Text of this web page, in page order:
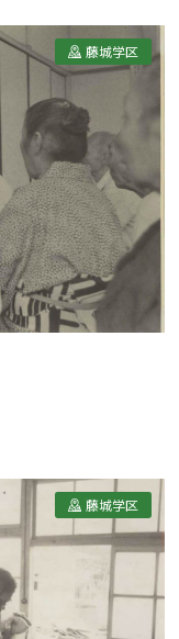
藤城学区
藤城学区